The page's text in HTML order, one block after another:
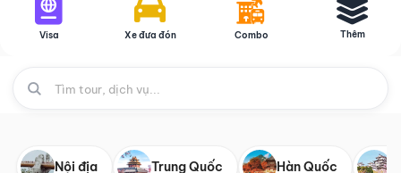
Visa Xe đưa đón Combo Thêm
Nội địa Trung Quốc Hàn Quốc